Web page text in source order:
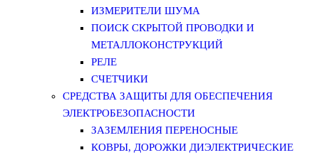
ИЗМЕРИТЕЛИ ШУМА
ПОИСК СКРЫТОЙ ПРОВОДКИ И
МЕТАЛЛОКОНСТРУКЦИЙ
РЕЛЕ
СЧЕТЧИКИ
СРЕДСТВА ЗАЩИТЫ ДЛЯ ОБЕСПЕЧЕНИЯ
ЭЛЕКТРОБЕЗОПАСНОСТИ
ЗАЗЕМЛЕНИЯ ПЕРЕНОСНЫЕ
КОВРЫ, ДОРОЖКИ ДИЭЛЕКТРИЧЕСКИЕ